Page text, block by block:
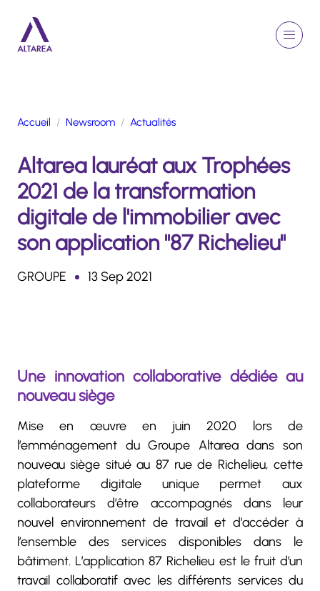
Menu
ACTIVITÉS
ENGAGEMENTS
TALENTS
FINANCE
NEWSROOM
Rechercher
Accueil Newsroom Actualités
Altarea lauréat aux Trophées
2021 de la transformation
digitale de l'immobilier avec
son application "87 Richelieu"
GROUPE 13 Sep 2021
Une innovation collaborative dédiée au
nouveau siège
Mise en œuvre en juin 2020 lors de
l’emménagement du Groupe Altarea dans son
nouveau siège situé au 87 rue de Richelieu, cette
plateforme digitale unique permet aux
collaborateurs d’être accompagnés dans leur
nouvel environnement de travail et d’accéder à
l’ensemble des services disponibles dans le
bâtiment. L’application 87 Richelieu est le fruit d’un
travail collaboratif avec les différents services du